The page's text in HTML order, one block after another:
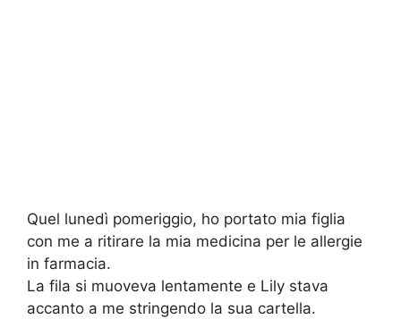
Quel lunedì pomeriggio, ho portato mia figlia
con me a ritirare la mia medicina per le allergie
in farmacia.
La fila si muoveva lentamente e Lily stava
accanto a me stringendo la sua cartella.